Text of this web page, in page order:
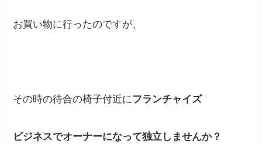
お買い物に行ったのですが、
その時の待合の椅子付近にフランチャイズ
ビジネスでオーナーになって独立しませんか？